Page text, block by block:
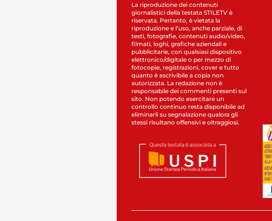
La riproduzione dei contenuti
giornalistici della testata STILETV è
riservata. Pertanto, è vietata la
riproduzione e l’uso, anche parziale, di
testi, fotografie, contenuti audio/video,
filmati, loghi, grafiche aziendali e
pubblicitarie, con qualsiasi dispositivo
elettronico/digitale o per mezzo di
fotocopie, registrazioni, cover e tutto
quanto è ascrivibile a copia non
autorizzata. La redazione non è
responsabile dei commenti presenti sul
sito. Non potendo esercitare un
controllo continuo resta disponibile ad
eliminarli su segnalazione qualora gli
stessi risultano offensivi e oltraggiosi.